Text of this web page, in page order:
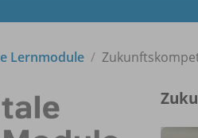
Lernmodule